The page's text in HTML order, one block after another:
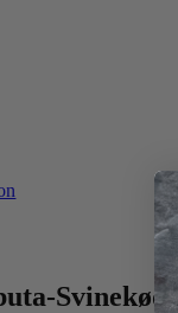
Svinekød